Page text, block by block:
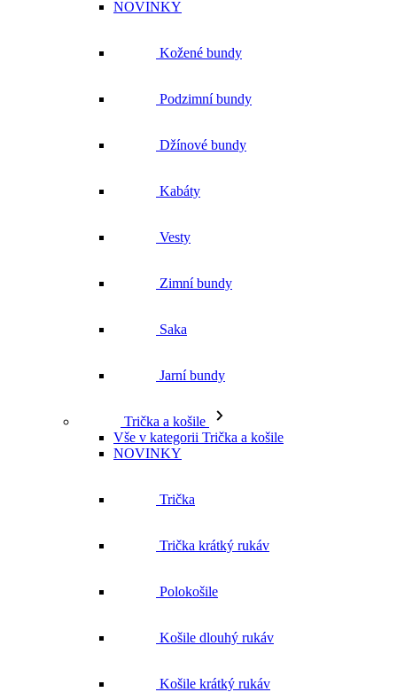
NOVINKY
Kožené bundy
Podzimní bundy
Džínové bundy
Kabáty
Vesty
Zimní bundy
Saka
Jarní bundy
Trička a košile
Vše v kategorii Trička a košile
NOVINKY
Trička
Trička krátký rukáv
Polokošile
Košile dlouhý rukáv
Košile krátký rukáv